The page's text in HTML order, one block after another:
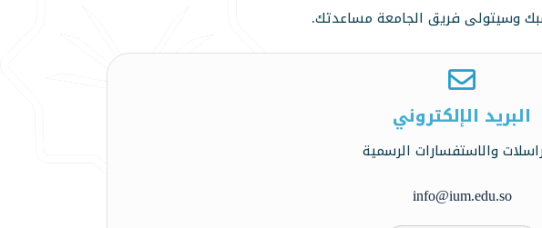
وسيتولى فريق الجامعة مساعدتك.
البريد الإلكتروني
والاستفسارات الرسمية
info@ium.edu.so